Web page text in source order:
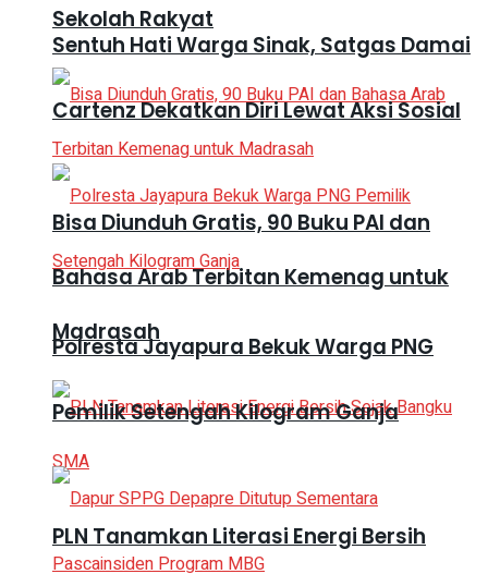
Sekolah Rakyat
Bisa Diunduh Gratis, 90 Buku PAI dan
Bahasa Arab Terbitan Kemenag untuk
Madrasah
PLN Tanamkan Literasi Energi Bersih
Sentuh Hati Warga Sinak, Satgas Damai
Cartenz Dekatkan Diri Lewat Aksi Sosial
Polresta Jayapura Bekuk Warga PNG
Pemilik Setengah Kilogram Ganja